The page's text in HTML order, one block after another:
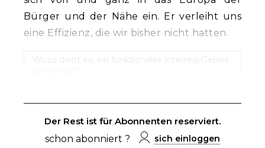
Bürger und der Nähe ein. Er verleiht uns
eine Effizienz, die wir bisher nicht hatten.
Wozu dient es, ein funktionales Interreg-Gebiet
Der Rest ist für Abonnenten reserviert.
schon abonniert ?
sich einloggen